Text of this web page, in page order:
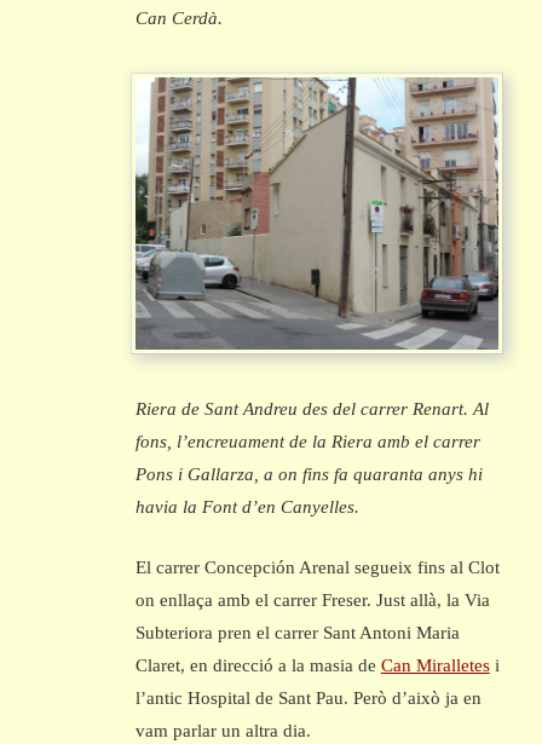
Can Cerdà.
Riera de Sant Andreu des del carrer Renart. Al
fons, l’encreuament de la Riera amb el carrer
Pons i Gallarza, a on fins fa quaranta anys hi
havia la Font d’en Canyelles.
El carrer Concepción Arenal segueix fins al Clot
on enllaça amb el carrer Freser. Just allà, la Via
Subteriora pren el carrer Sant Antoni Maria
Claret, en direcció a la masia de Can Miralletesi
l’antic Hospital de Sant Pau. Però d’això ja en
vam parlar un altra dia.